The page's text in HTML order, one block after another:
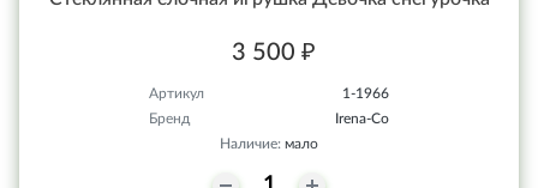
3 500 ₽
Артикул
1-1966
Бренд
Irena-Co
Наличие: мало